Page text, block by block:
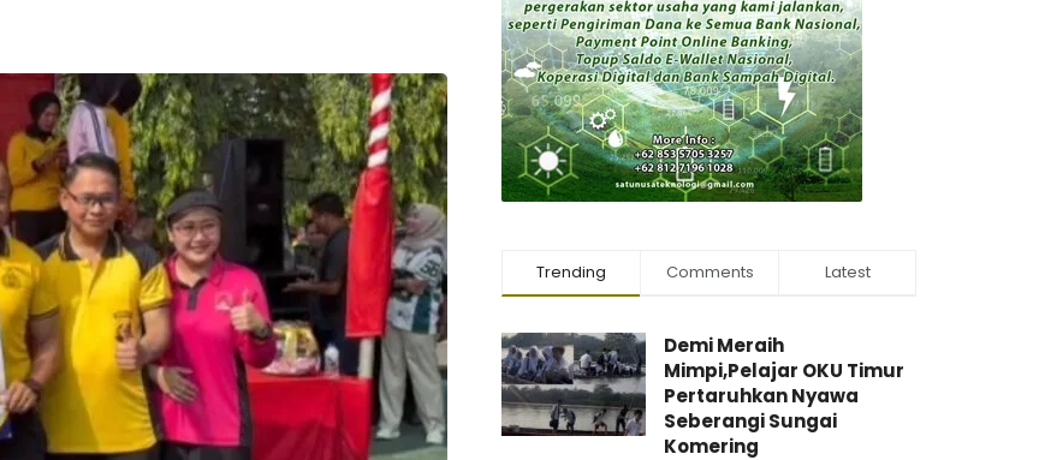
Trending Comments Latest
Demi Meraih
Mimpi,Pelajar OKU Timur
Pertaruhkan Nyawa
Seberangi Sungai
Komering